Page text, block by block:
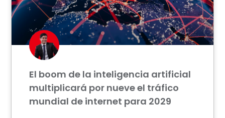
El boom de la inteligencia artificial
multiplicará por nueve el tráfico
mundial de internet para 2029